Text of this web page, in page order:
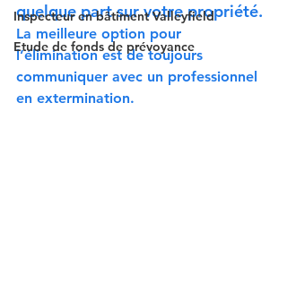
Inspecteur en bâtiment Valleyfield
Etude de fonds de prévoyance
quelque part sur votre propriété.
La meilleure option pour
l’élimination est de toujours
communiquer avec un professionnel
en extermination.